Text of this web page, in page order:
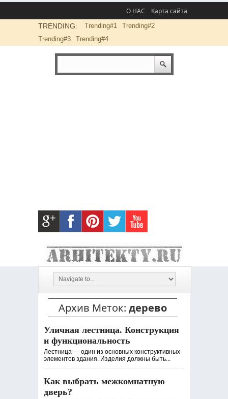
О НАС Карта сайта
TRENDING: Trending#1
Trending#2
Trending#3
Trending#4
Архив Меток: дерево
Уличная лестница. Конструкция
и функциональность
Лестница — один из основных конструктивных
элементов здания. Изделия должны быть...
Как выбрать межкомнатную
дверь?